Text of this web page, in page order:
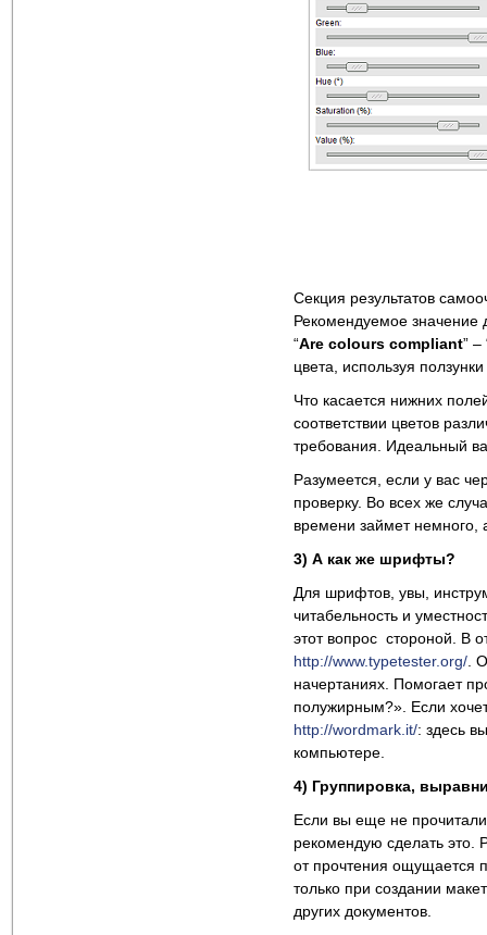
Секция результатов
Рекомендуемое значение
“Are colours compliant” –
цвета, используя
Что касается нижних
соответствии цветов
требования. Идеальный
Разумеется, если у вас
проверку. Во всех же
времени займет немного,
3) А как же шрифты?
Для шрифтов, увы,
читабельность и
этот вопрос стороной. В
http://www.typetester.org/ .
начертаниях. Помогает
полужирным?». Если
http://wordmark.it/: здесь
компьютере.
4) Группировка,
Если вы еще не
рекомендую сделать это.
от прочтения ощущается
только при создании
других документов.